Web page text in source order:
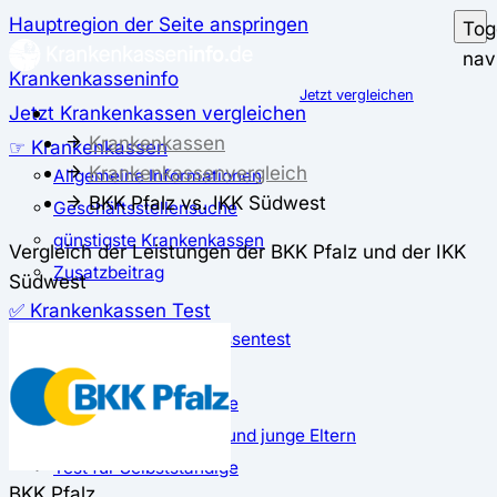
Hauptregion der Seite anspringen
Krankenkasseninfo
Jetzt Krankenkassen vergleichen
☞ Krankenkassen
Allgemeine Informationen
Geschäftsstellensuche
günstigste Krankenkassen
Zusatzbeitrag
✅ Krankenkassen Test
Der große Krankenkassentest
Test für Studierende
Test für Auszubildende
Test für Schwangere und junge Eltern
Test für Selbstständige
Jetzt vergleichen
Krankenkassen
Krankenkassenvergleich
BKK Pfalz vs. IKK Südwest
Vergleich der Leistungen der BKK Pfalz und der IKK
Südwest